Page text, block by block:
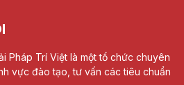
Pháp Trí Việt là một tổ chức chuyên
vực đào tạo, tư vấn các tiêu chuẩn